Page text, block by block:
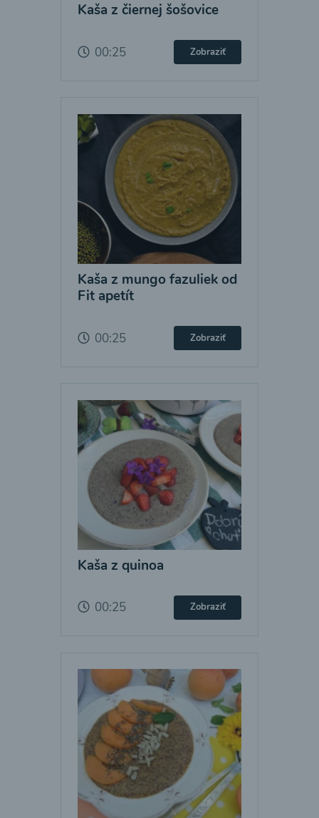
Kaša z čiernej šošovice
00:25 Zobraziť
Kaša z mungo fazuliek od
Fit apetít
00:25 Zobraziť
Kaša z quinoa
00:25 Zobraziť